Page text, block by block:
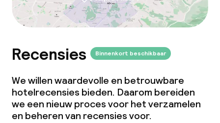
Recensies Binnenkort beschikbaar
We willen waardevolle en betrouwbare
hotelrecensies bieden. Daarom bereiden
we een nieuw proces voor het verzamelen
en beheren van recensies voor.